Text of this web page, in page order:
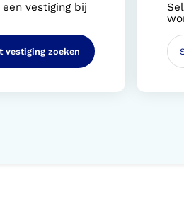
vestiging bij
vestiging zoeken